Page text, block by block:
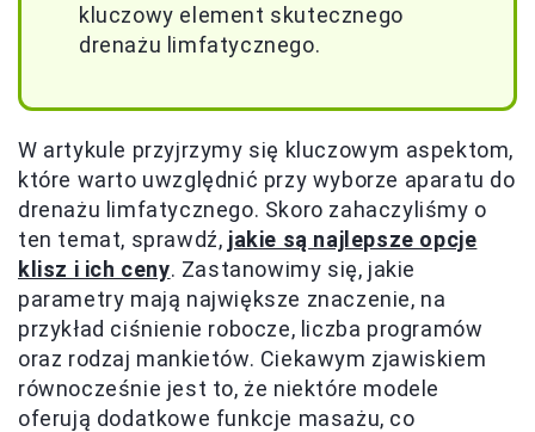
kluczowy element skutecznego
drenażu limfatycznego.
W artykule przyjrzymy się kluczowym aspektom,
które warto uwzględnić przy wyborze aparatu do
drenażu limfatycznego. Skoro zahaczyliśmy o
ten temat, sprawdź, jakie są najlepsze opcje
klisz i ich ceny. Zastanowimy się, jakie
parametry mają największe znaczenie, na
przykład ciśnienie robocze, liczba programów
oraz rodzaj mankietów. Ciekawym zjawiskiem
równocześnie jest to, że niektóre modele
oferują dodatkowe funkcje masażu, co